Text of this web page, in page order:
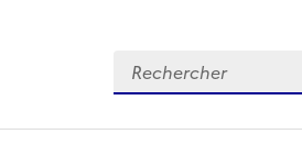
Rechercher